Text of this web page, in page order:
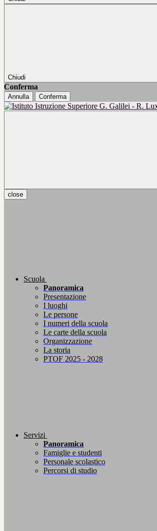
Chiudi
Conferma
Annulla Conferma
close
Scuola
Panoramica
Presentazione
I luoghi
Le persone
I numeri della scuola
Le carte della scuola
Organizzazione
La storia
PTOF 2025 - 2028
Servizi
Panoramica
Famiglie e studenti
Personale scolastico
Percorsi di studio